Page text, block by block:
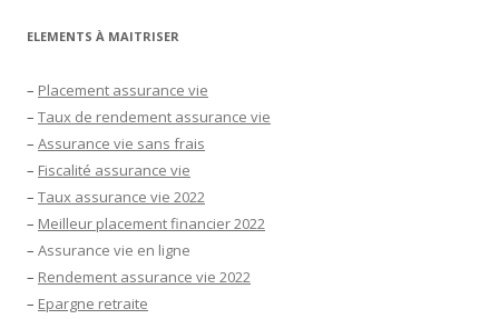
ELEMENTS À MAITRISER
– Placement assurance vie
– Taux de rendement assurance vie
– Assurance vie sans frais
– Fiscalité assurance vie
– Taux assurance vie 2022
– Meilleur placement financier 2022
– Assurance vie en ligne
– Rendement assurance vie 2022
– Epargne retraite